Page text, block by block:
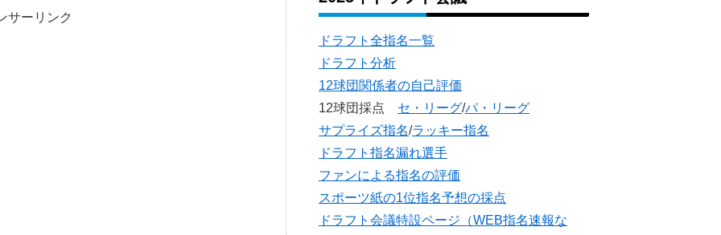
サーリンク
ドラフト全指名一覧
ドラフト分析
12球団関係者の自己評価
12球団採点 セ・リーグ/パ・リーグ
サプライズ指名/ラッキー指名
ドラフト指名漏れ選手
ファンによる指名の評価
スポーツ紙の1位指名予想の採点
ドラフト会議特設ページ（WEB指名速報な